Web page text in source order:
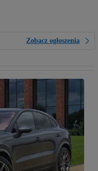
Zobacz ogłoszenia